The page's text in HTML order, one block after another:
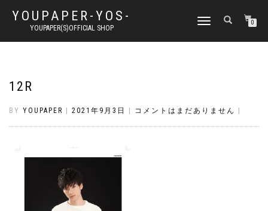
YOUPAPER-YOS-
YOUPAPER(S)OFFICIAL SHOP
ナ
ゲ
り
0
12R
BY YOUPAPER 2021年9月3日 コメントはまだありません